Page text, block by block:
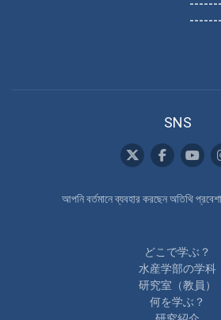
SNS
আপনি বর্তমানে ব্যবহার করছেন অতিথি
どこで学ぶ？
水産学部の学科
研究室（教員）
何を学ぶ？